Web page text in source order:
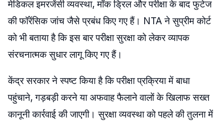
मेडिकल इमरजेंसी व्यवस्था, मॉक ड्रिल और परीक्षा के बाद फुटेज
की फॉरेंसिक जांच जैसे प्रबंध किए गए हैं। NTA ने सुप्रीम कोर्ट
को भी बताया है कि इस बार परीक्षा सुरक्षा को लेकर व्यापक
संरचनात्मक सुधार लागू किए गए हैं।
केंद्र सरकार ने स्पष्ट किया है कि परीक्षा प्रक्रिया में बाधा
पहुंचाने, गड़बड़ी करने या अफवाह फैलाने वालों के खिलाफ सख्त
कानूनी कार्रवाई की जाएगी। सुरक्षा व्यवस्था को पहले की तुलना में